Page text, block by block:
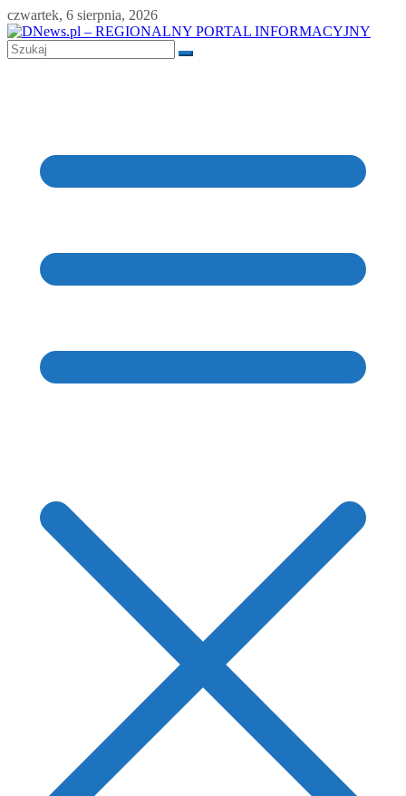
Skip
to
content
czwartek, 6 sierpnia, 2026